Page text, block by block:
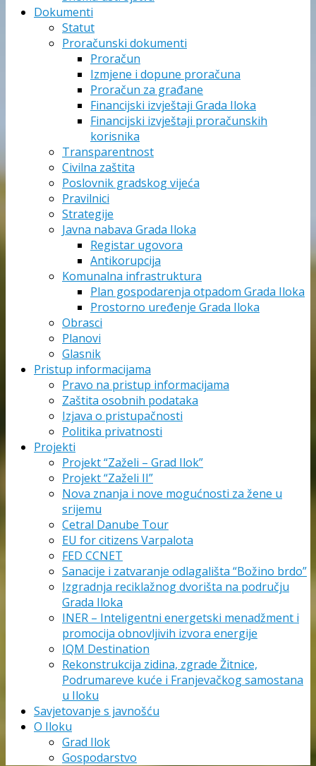
Dokumenti
Statut
Proračunski dokumenti
Proračun
Izmjene i dopune proračuna
Proračun za građane
Financijski izvještaji Grada Iloka
Financijski izvještaji proračunskih
korisnika
Transparentnost
Civilna zaštita
Poslovnik gradskog vijeća
Pravilnici
Strategije
Javna nabava Grada Iloka
Registar ugovora
Antikorupcija
Komunalna infrastruktura
Plan gospodarenja otpadom Grada Iloka
Prostorno uređenje Grada Iloka
Obrasci
Planovi
Glasnik
Pristup informacijama
Pravo na pristup informacijama
Zaštita osobnih podataka
Izjava o pristupačnosti
Politika privatnosti
Projekti
Projekt “Zaželi – Grad Ilok”
Projekt “Zaželi II”
Nova znanja i nove mogućnosti za žene u
srijemu
Cetral Danube Tour
EU for citizens Varpalota
FED CCNET
Sanacije i zatvaranje odlagališta “Božino brdo”
Izgradnja reciklažnog dvorišta na području
Grada Iloka
INER – Inteligentni energetski menadžment i
promocija obnovljivih izvora energije
IQM Destination
Rekonstrukcija zidina, zgrade Žitnice,
Podrumareve kuće i Franjevačkog samostana
u Iloku
Savjetovanje s javnošću
O Iloku
Grad Ilok
Gospodarstvo